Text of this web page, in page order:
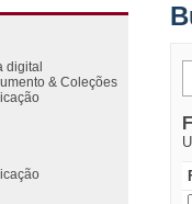
digital
& Coleções